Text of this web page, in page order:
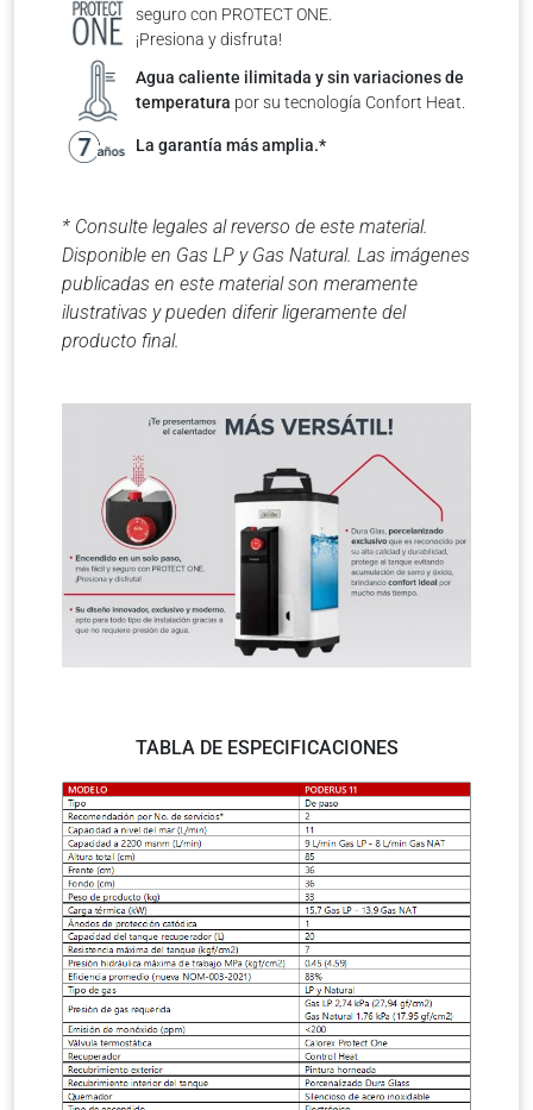
seguro con PROTECT ONE.
¡Presiona y disfruta!
Agua caliente ilimitada y sin variaciones de
temperatura por su tecnología Confort Heat.
La garantía más amplia.*
* Consulte legales al reverso de este material.
Disponible en Gas LP y Gas Natural. Las imágenes
publicadas en este material son meramente
ilustrativas y pueden diferir ligeramente del
producto final.
TABLA DE ESPECIFICACIONES